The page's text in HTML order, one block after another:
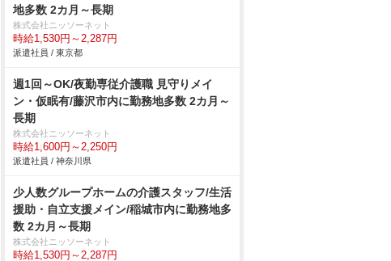
地多数 2カ月～長期
株式会社ニッソーネット
時給1,530円～2,287円
派遣社員 / 東京都
週1回～OK/夜勤専従介護職 見守りメイ
ン・仮眠有/藤沢市内に勤務地多数 2カ月～
長期
株式会社ニッソーネット
時給1,600円～2,250円
派遣社員 / 神奈川県
少人数グループホームの介護スタッフ/生活
援助・自立支援メイン/稲城市内に勤務地多
数 2カ月～長期
株式会社ニッソーネット
時給1,530円～2,287円